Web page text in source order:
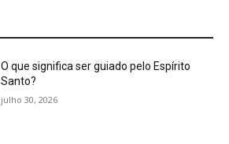
O que significa ser guiado pelo Espírito
Santo?
julho 30, 2026